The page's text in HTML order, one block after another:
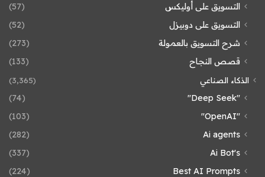
التسويق على أوليكس
(57)
التسويق على دوبيزل
(52)
شرح التسويق بالعمولة
(273)
قصص النجاح
(133)
الذكاء الصناعي (3٬365)
"Deep Seek"
(74)
"OpenAI"
(103)
Ai agents
(282)
Ai Bot's
(337)
Best AI Prompts
(224)